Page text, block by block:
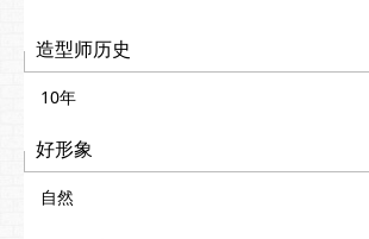
造型师历史
10年
好形象
自然